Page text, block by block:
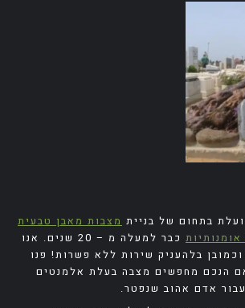
בתחום של בניית מצבות מאבן טבעית
כבר למעלה מ – 20 שנים. אנו
בלהעניק שירות ללא פשרות! פנו
הנכם מחפשים מצבה בעלת אלמנטים
עבור אדם אהוב שנפטר.